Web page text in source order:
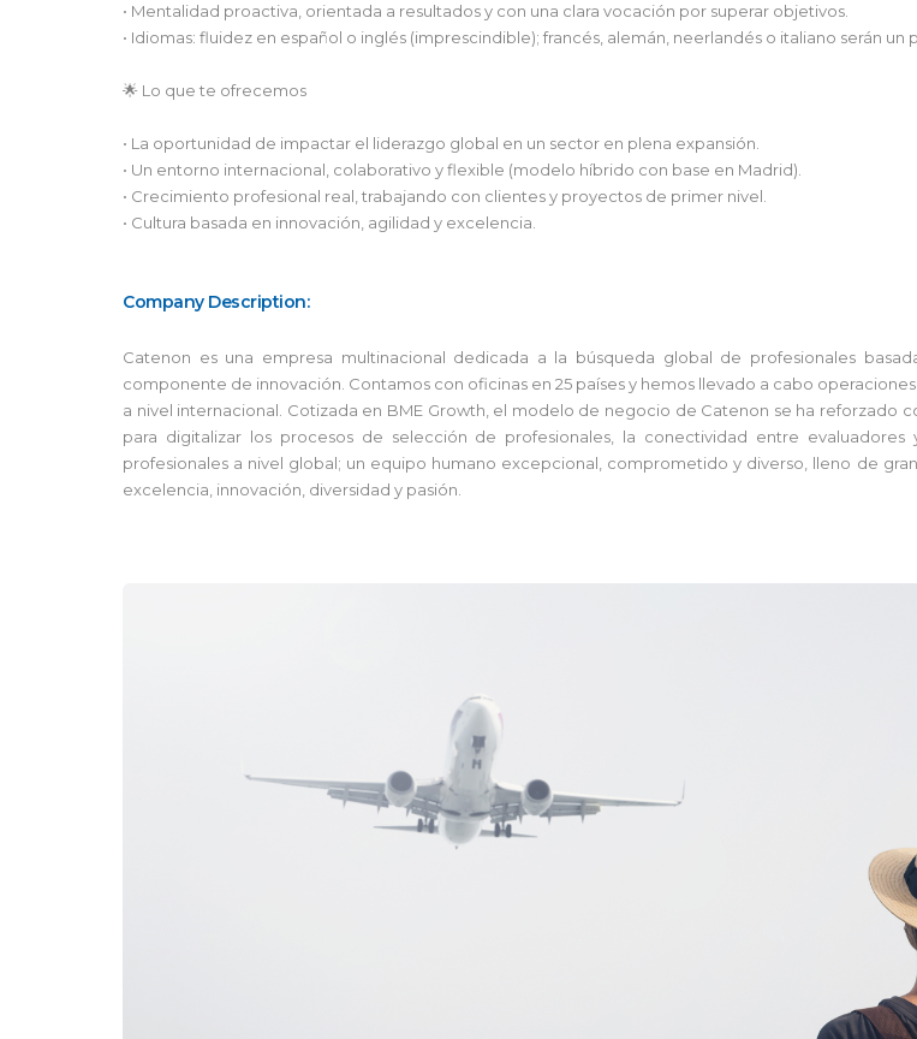
• Mentalidad proactiva, orientada a resultados y con una clara vocación por superar objetivos.
• Idiomas: fluidez en español o inglés (imprescindible); francés, alemán, neerlandés o italiano serán un
🌟 Lo que te ofrecemos
• La oportunidad de impactar el liderazgo global en un sector en plena expansión.
• Un entorno internacional, colaborativo y flexible (modelo híbrido con base en Madrid).
• Crecimiento profesional real, trabajando con clientes y proyectos de primer nivel.
• Cultura basada en innovación, agilidad y excelencia.
Company Description:
Catenon es una empresa multinacional dedicada a la búsqueda global de profesionales
componente de innovación. Contamos con oficinas en 25 países y hemos llevado a cabo
a nivel internacional. Cotizada en BME Growth, el modelo de negocio de Catenon se ha reforzado
para digitalizar los procesos de selección de profesionales, la conectividad entre
profesionales a nivel global; un equipo humano excepcional, comprometido y diverso, lleno de
excelencia, innovación, diversidad y pasión.